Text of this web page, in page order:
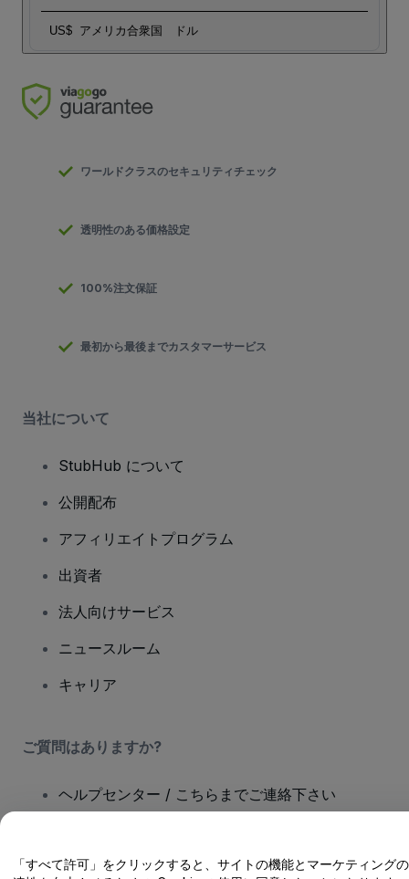
US$ アメリカ合衆国 ドル
ワールドクラスのセキュリティチェック
透明性のある価格設定
100%注文保証
最初から最後までカスタマーサービス
当社について
StubHub について
公開配布
アフィリエイトプログラム
出資者
法人向けサービス
ニュースルーム
キャリア
ご質問はありますか?
ヘルプセンター / こちらまでご連絡下さい
「すべて許可」をクリックすると、サイトの機能とマーケティング